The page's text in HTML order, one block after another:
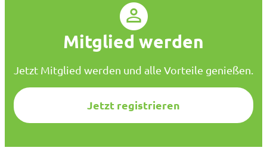
*
Mitglied werden
Jetzt Mitglied werden und alle Vorteile genießen.
Jetzt registrieren